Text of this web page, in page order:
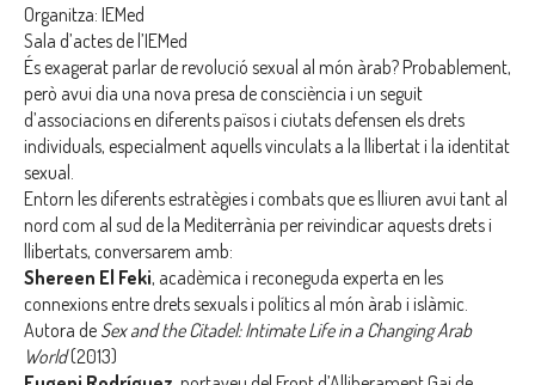
Organitza: IEMed
Sala d’actes de l’IEMed
És exagerat parlar de revolució sexual al món àrab? Probablement,
però avui dia una nova presa de consciència i un seguit
d’associacions en diferents països i ciutats defensen els drets
individuals, especialment aquells vinculats a la llibertat i la identitat
sexual.
Entorn les diferents estratègies i combats que es lliuren avui tant al
nord com al sud de la Mediterrània per reivindicar aquests drets i
llibertats, conversarem amb:
Shereen El Feki, acadèmica i reconeguda experta en les
connexions entre drets sexuals i polítics al món àrab i islàmic.
Autora de Sex and the Citadel: Intimate Life in a Changing Arab
World(2013)